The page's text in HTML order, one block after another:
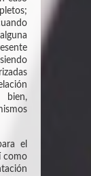
el
como